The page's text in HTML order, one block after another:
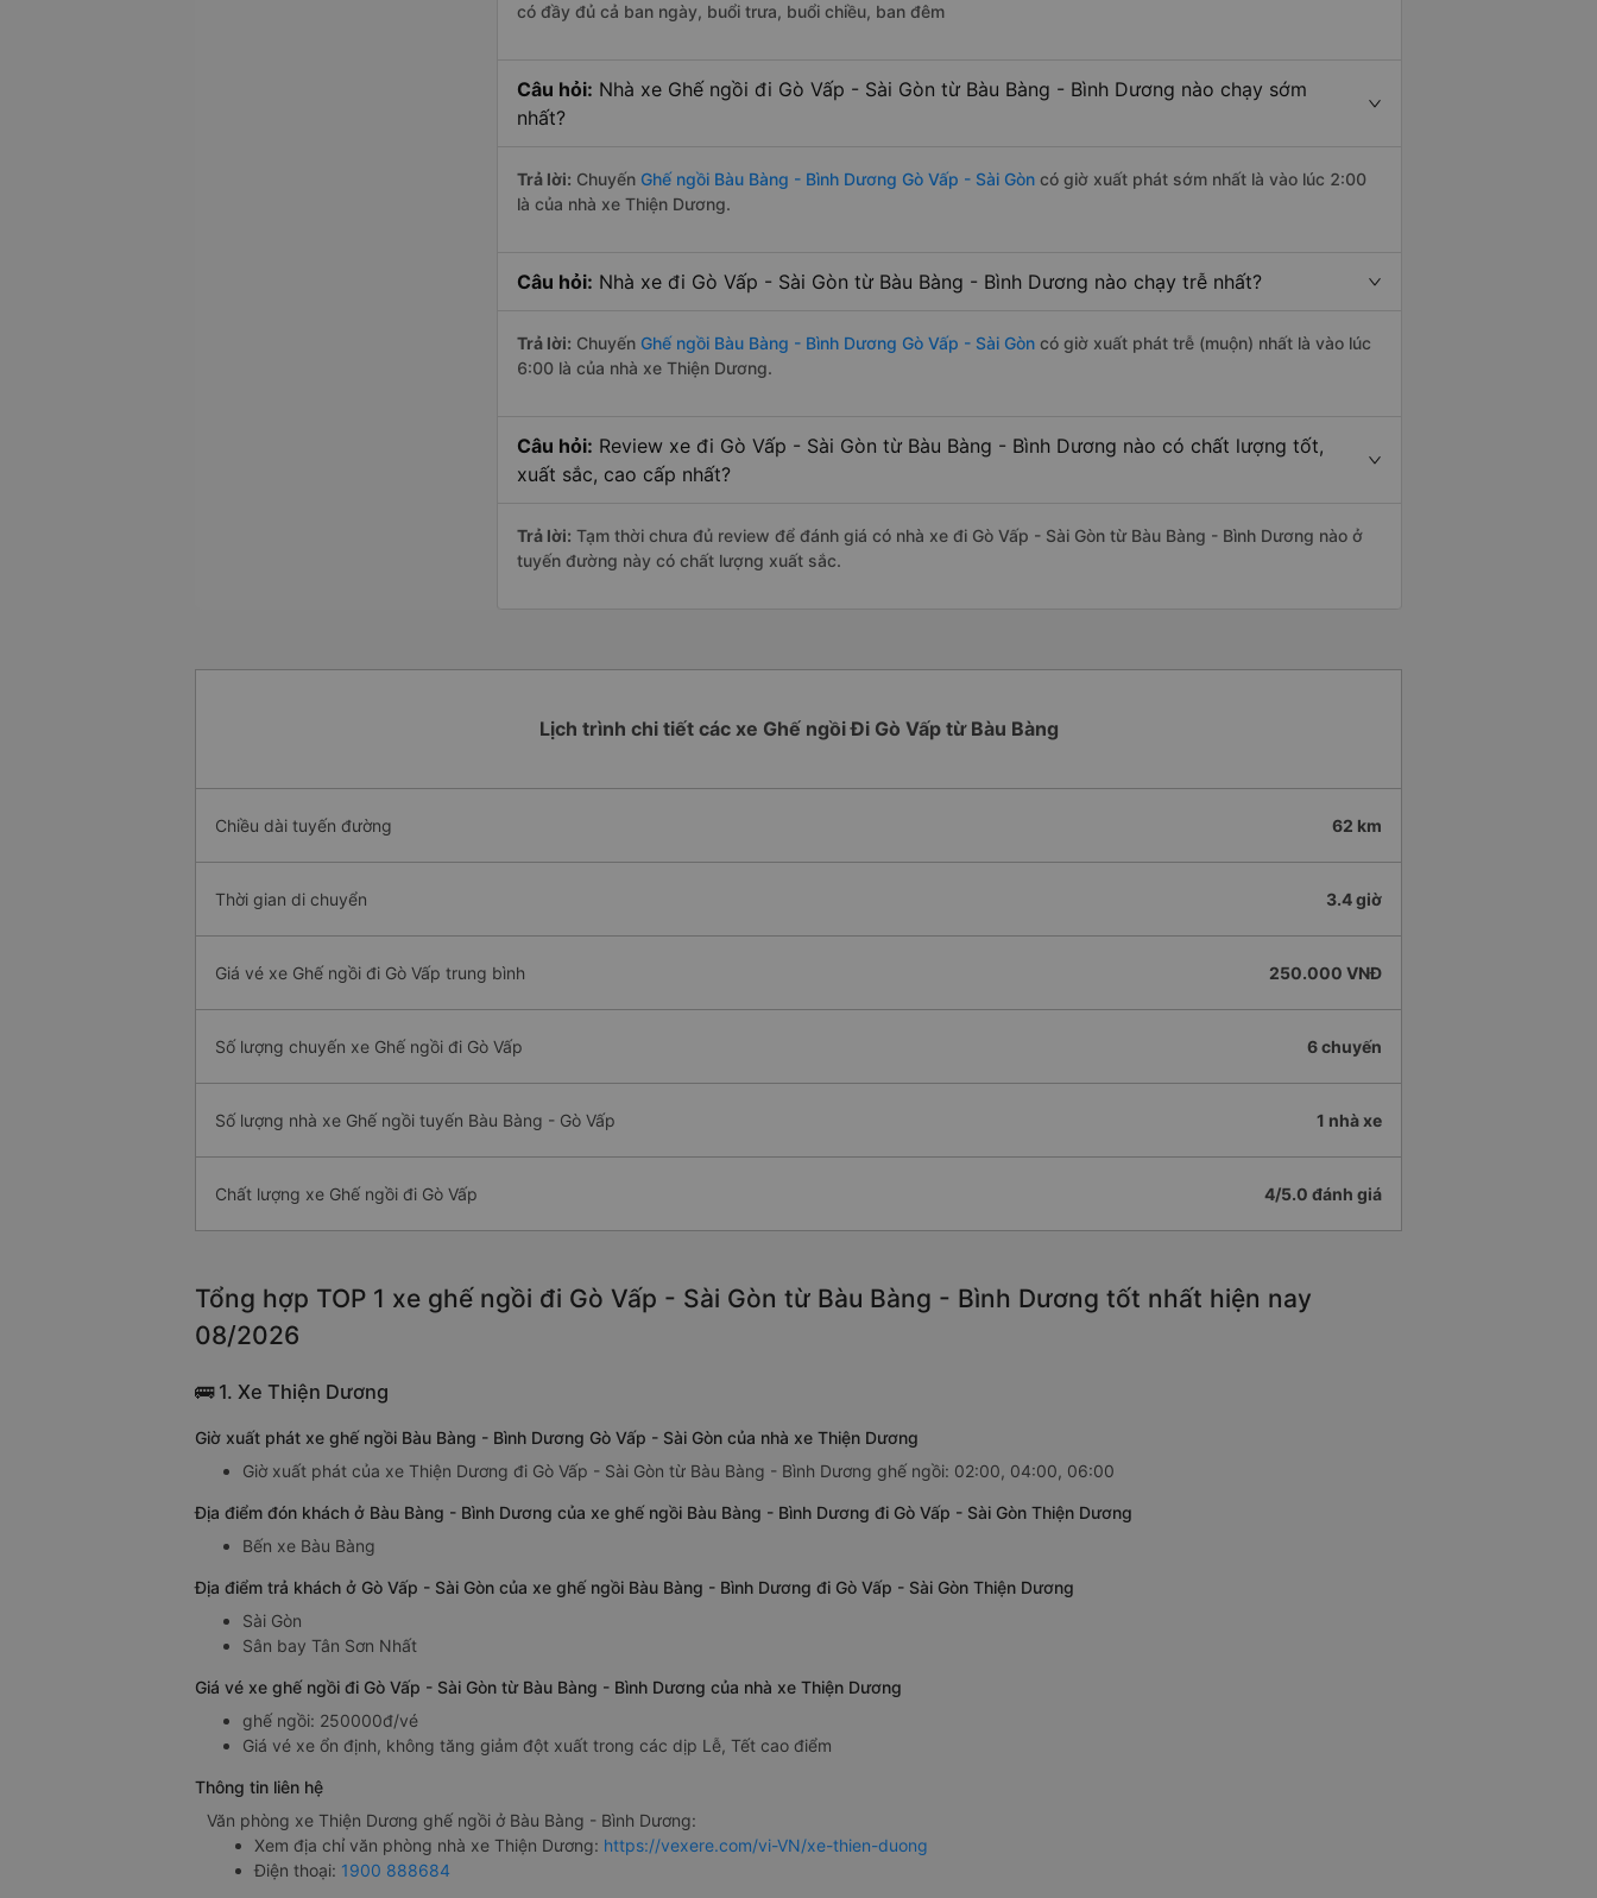
có đầy đủ cả ban ngày, buổi trưa, buổi chiều, ban đêm
Câu hỏi: Nhà xe Ghế ngồi đi Gò Vấp - Sài Gòn từ Bàu Bàng - Bình Dương nào chạy sớm
nhất?
Trả lời: Chuyến Ghế ngồi Bàu Bàng - Bình Dương Gò Vấp - Sài Gòn có giờ xuất phát sớm nhất là vào lúc 2:00
là của nhà xe Thiện Dương.
Câu hỏi: Nhà xe đi Gò Vấp - Sài Gòn từ Bàu Bàng - Bình Dương nào chạy trễ nhất?
Trả lời: Chuyến Ghế ngồi Bàu Bàng - Bình Dương Gò Vấp - Sài Gòn có giờ xuất phát trễ (muộn) nhất là vào lúc
6:00 là của nhà xe Thiện Dương.
Câu hỏi: Review xe đi Gò Vấp - Sài Gòn từ Bàu Bàng - Bình Dương nào có chất lượng tốt,
xuất sắc, cao cấp nhất?
Trả lời: Tạm thời chưa đủ review để đánh giá có nhà xe đi Gò Vấp - Sài Gòn từ Bàu Bàng - Bình Dương nào ở
tuyến đường này có chất lượng xuất sắc.
Lịch trình chi tiết các xe Ghế ngồi Đi Gò Vấp từ Bàu Bàng
Chiều dài tuyến đường 62 km
Thời gian di chuyển 3.4 giờ
Giá vé xe Ghế ngồi đi Gò Vấp trung bình 250.000 VNĐ
Số lượng chuyến xe Ghế ngồi đi Gò Vấp 6 chuyến
Số lượng nhà xe Ghế ngồi tuyến Bàu Bàng - Gò Vấp 1 nhà xe
Chất lượng xe Ghế ngồi đi Gò Vấp 4/5.0 đánh giá
Tổng hợp TOP 1 xe ghế ngồi đi Gò Vấp - Sài Gòn từ Bàu Bàng - Bình Dương tốt nhất hiện nay
08/2026
🚌 1. Xe Thiện Dương
Giờ xuất phát xe ghế ngồi Bàu Bàng - Bình Dương Gò Vấp - Sài Gòn của nhà xe Thiện Dương
Giờ xuất phát của xe Thiện Dương đi Gò Vấp - Sài Gòn từ Bàu Bàng - Bình Dương ghế ngồi: 02:00, 04:00, 06:00
Địa điểm đón khách ở Bàu Bàng - Bình Dương của xe ghế ngồi Bàu Bàng - Bình Dương đi Gò Vấp - Sài Gòn Thiện Dương
Bến xe Bàu Bàng
Địa điểm trả khách ở Gò Vấp - Sài Gòn của xe ghế ngồi Bàu Bàng - Bình Dương đi Gò Vấp - Sài Gòn Thiện Dương
Sài Gòn
Sân bay Tân Sơn Nhất
Giá vé xe ghế ngồi đi Gò Vấp - Sài Gòn từ Bàu Bàng - Bình Dương của nhà xe Thiện Dương
ghế ngồi: 250000đ/vé
Giá vé xe ổn định, không tăng giảm đột xuất trong các dịp Lễ, Tết cao điểm
Thông tin liên hệ
Văn phòng xe Thiện Dương ghế ngồi ở Bàu Bàng - Bình Dương:
Xem địa chỉ văn phòng nhà xe Thiện Dương: https://vexere.com/vi-VN/xe-thien-duong
Điện thoại: 1900 888684